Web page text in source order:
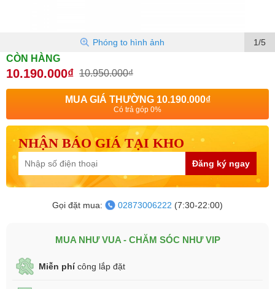
1/5
Phóng to hình ảnh
CÒN HÀNG
10.190.000₫ 10.950.000₫
MUA GIÁ THƯỜNG 10.190.000₫
Có trả góp 0%
NHẬN BÁO GIÁ TẠI KHO
Đăng ký ngay
Gọi đặt mua: 02873006222 (7:30-22:00)
MUA NHƯ VUA - CHĂM SÓC NHƯ VIP
Miễn phícông lắp đặt